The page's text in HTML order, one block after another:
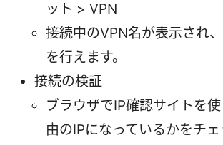
ット > VPN
接続中のVPN名が表示され
を行えます。
接続の検証
ブラウザでIP確認サイトを
由のIPになっているかをチェ